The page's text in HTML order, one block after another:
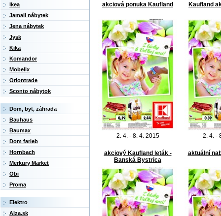
akciová ponuka Kaufland
2. 4. - 8. 4. 2015
Kaufland
2. 4. -
akciový Kaufland leták -
Banská Bystrica
aktuální
Ikea
Jamall nábytek
Jena nábytek
Jysk
Kika
Komandor
Mobelix
Oriontrade
Sconto nábytok
Dom, byt, záhrada
Bauhaus
Baumax
Dom farieb
Hornbach
Merkury Market
Obi
Proma
Elektro
Alza.sk